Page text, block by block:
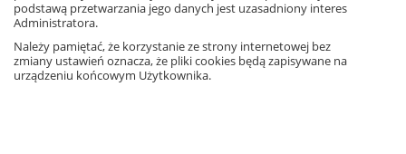
podstawą przetwarzania jego danych jest uzasadniony interes
Administratora.
Należy pamiętać, że korzystanie ze strony internetowej bez
zmiany ustawień oznacza, że pliki cookies będą zapisywane na
urządzeniu końcowym Użytkownika.